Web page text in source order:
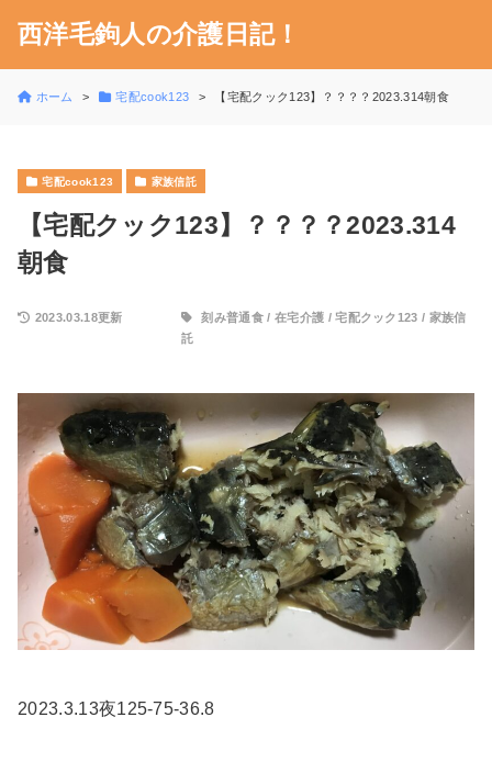
西洋毛鉤人の介護日記！
ホーム 宅配cook123 【宅配クック123】？？？？2023.314朝食
宅配cook123 家族信託
【宅配クック123】？？？？2023.314
朝食
2023.03.18更新 刻み普通食/ 在宅介護 /宅配クック123 / 家族信
託
2023.3.13夜125-75-36.8